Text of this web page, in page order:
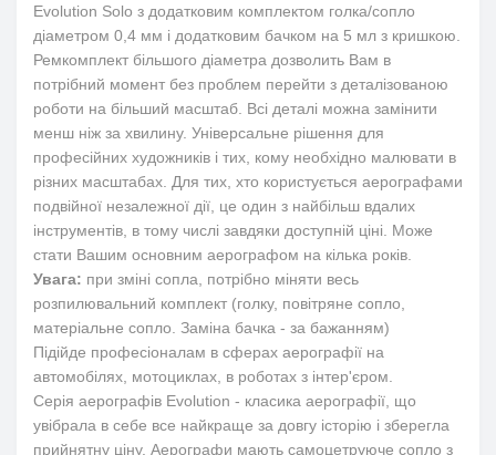
Evolution Solo з додатковим комплектом голка/сопло
діаметром 0,4 мм і додатковим бачком на 5 мл з кришкою.
Ремкомплект більшого діаметра дозволить Вам в
потрібний момент без проблем перейти з деталізованою
роботи на більший масштаб. Всі деталі можна замінити
менш ніж за хвилину. Універсальне рішення для
професійних художників і тих, кому необхідно малювати в
різних масштабах. Для тих, хто користується аерографами
подвійної незалежної дії, це один з найбільш вдалих
інструментів, в тому числі завдяки доступній ціні. Може
стати Вашим основним аерографом на кілька років.
Увага: при зміні сопла, потрібно міняти весь
розпилювальний комплект (голку, повітряне сопло,
матеріальне сопло. Заміна бачка - за бажанням)
Підійде професіоналам в сферах аерографії на
автомобілях, мотоциклах, в роботах з інтер'єром.
Серія аерографів Evolution - класика аерографії, що
увібрала в себе все найкраще за довгу історію і зберегла
прийнятну ціну. Аерографи мають самоцетруюче сопло з